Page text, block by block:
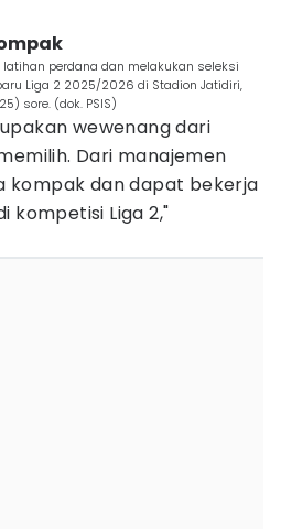
latihan perdana dan melakukan seleksi
Liga 2 2025/2026 di Stadion Jatidiri,
sore. (dok. PSIS)
wewenang dari
Dari manajemen
kompak dan dapat bekerja
kompetisi Liga 2,"